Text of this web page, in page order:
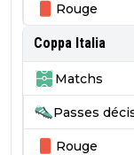
Rouge
Coppa Italia
Matchs
Passes
Rouge